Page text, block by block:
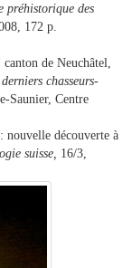
préhistorique des
172 p.
de Neuchâtel,
chasseurs-
Saunier, Centre
nouvelle découverte à
suisse,
16/3,